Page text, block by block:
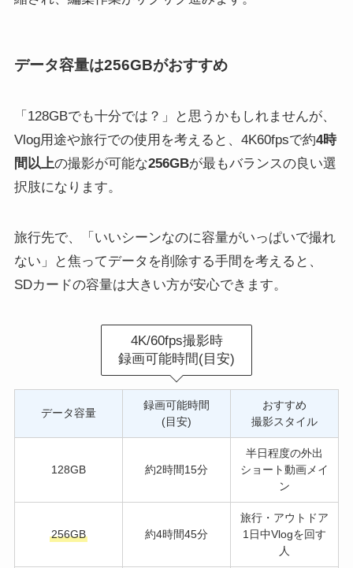
データ容量は256GBがおすすめ
「128GBでも十分では？」と思うかもしれませんが、
Vlog用途や旅行での使用を考えると、4K60fpsで約4時
間以上の撮影が可能な256GBが最もバランスの良い選
択肢になります。
旅行先で、「いいシーンなのに容量がいっぱいで撮れ
ない」と焦ってデータを削除する手間を考えると、
SDカードの容量は大きい方が安心できます。
4K/60fps撮影時
録画可能時間(目安)
データ容量
録画可能時間
(目安)
おすすめ
撮影スタイル
128GB 約2時間15分
半日程度の外出
ショート動画メイ
ン
256GB 約4時間45分
旅行・アウトドア
1日中Vlogを回す
人